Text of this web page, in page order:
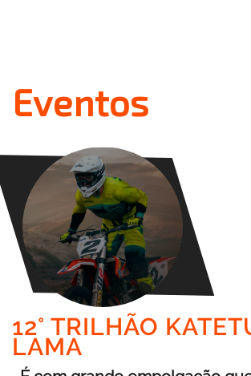
Eventos
12° TRILHÃO
LAMA